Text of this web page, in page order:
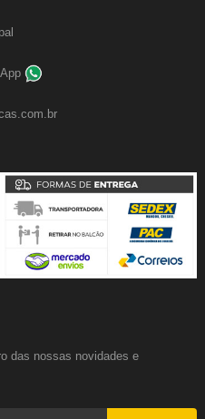
das nossas novidades e